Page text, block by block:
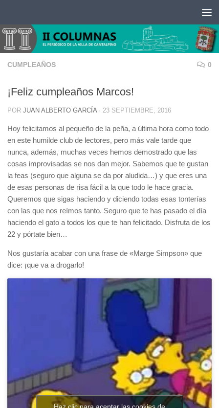
CUMPLEAÑOS 0
¡Feliz cumpleaños Marcos!
POR JUAN ALBERTO GARCÍA · 23 SEPTIEMBRE, 2016
Hoy felicitamos al pequeño de la peña, a última hora como todo
en este humilde club de lectores, pero más vale tarde que
nunca, además, muchas veces hemos demostrado que las
cosas improvisadas se nos dan mejor. Sabemos que te gustan
la feas (seguro que alguna se da por aludida…) y que eres una
de esas personas de risa fácil a la que todo le hace gracia.
Queremos que sigas haciendo y diciendo todas esas tonterías
con las que nos reímos tanto. Seguro que te has pasado el día
haciendo el gato a todos los que te han felicitado. Disfruta de los
22 y pórtate bien…
Nos gustaría acabar con una frase de «Marge Simpson» que
dice: ¡que va a drogarlo!